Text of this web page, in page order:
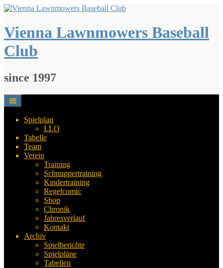
Springe
Inhalt
Vienna Lawnmowers Baseball
Club
since 1997
Spielplan
LLO
Tabelle
Team
Verein
Training
Schnuppertraining
Kindertraining
Regelcomic
Shop
Chronik
Jahresverlauf
Kontakt
Archiv
Spielberichte
Spielpläne
Tabellen